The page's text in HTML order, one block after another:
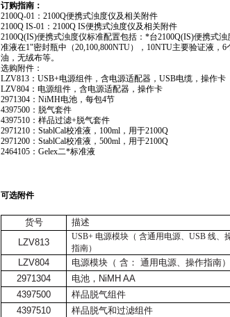
订购指南：
2100Q-01：2100Q便携式浊度仪及相关附件
2100Q IS-01：2100Q IS便携式浊度仪及相关附件
2100Q(IS)便携式浊度仪标准配置包括： *台2100Q(IS)便携式
准液在1"密封瓶中（20,100,800NTU），10NTU主要验证液
油，无绒布等。
选购附件：
LZV813：USB+电源组件，含电源适配器，USB电缆，操作卡
LZV804：电源组件，含电源适配器，操作卡
2971304：NiMH电池，每包4节
4397500：脱气套件
4397510：样品过滤+脱气套件
2971210：StablCal校准液，100ml，用于2100Q
2971200：StablCal校准液，500ml，用于2100Q
2464105：Gelex二*标准液
可选附件
货号
描述
LZV813
USB+ 电源模块（ 含通用电源、USB线、
指南）
LZV804
电源模块（ 含： 通用电源、操作指南）
2971304
电池， NiMH AA
4397500
样品脱气组件
4397510
样品脱气和过滤组件